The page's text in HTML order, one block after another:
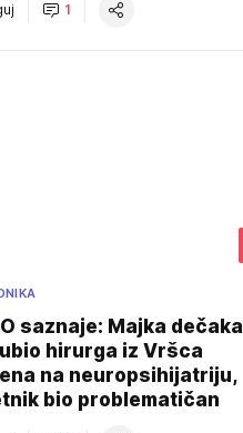
1
saznaje: Majka dečaka
hirurga iz Vršca
na neuropsihijatriju,
bio problematičan